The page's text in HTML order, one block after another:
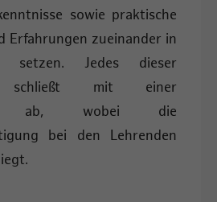
sowie praktische
Erfahrungen zueinander in
setzen. Jedes dieser
schließt mit einer
ab, wobei die
bei den Lehrenden